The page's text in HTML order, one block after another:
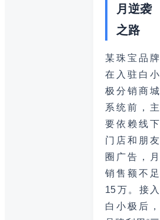
月逆袭
之路
某珠宝品牌
在入驻白小
极分销商城
系统前，主
要依赖线下
门店和朋友
圈广告，月
销售额不足
15万。接入
白小极后，